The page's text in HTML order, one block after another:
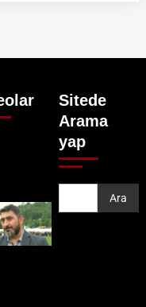
Sitede
Arama
yap
Ara